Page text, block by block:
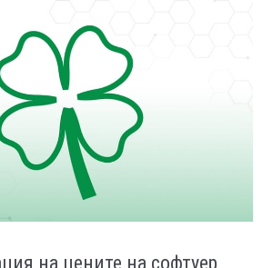
на цените на софтуер